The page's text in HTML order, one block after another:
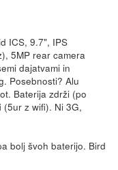
ICS, 9.7", IPS
5MP rear camera
dajatvami in
Posebnosti? Alu
Baterija zdrži (po
z wifi). Ni 3G,
bolj švoh baterijo. Bird